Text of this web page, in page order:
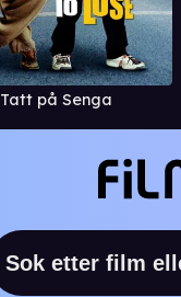
Tatt på Senga